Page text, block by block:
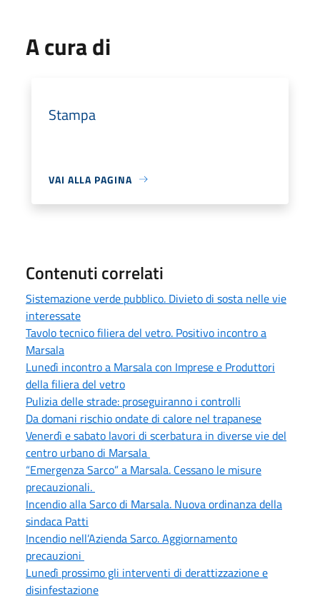
A cura di
Stampa
VAI ALLA PAGINA
Contenuti correlati
Sistemazione verde pubblico. Divieto di sosta nelle vie
interessate
Tavolo tecnico filiera del vetro. Positivo incontro a
Marsala
Lunedì incontro a Marsala con Imprese e Produttori
della filiera del vetro
Pulizia delle strade: proseguiranno i controlli
Da domani rischio ondate di calore nel trapanese
Venerdì e sabato lavori di scerbatura in diverse vie del
centro urbano di Marsala
“Emergenza Sarco” a Marsala. Cessano le misure
precauzionali.
Incendio alla Sarco di Marsala. Nuova ordinanza della
sindaca Patti
Incendio nell’Azienda Sarco. Aggiornamento
precauzioni
Lunedì prossimo gli interventi di derattizzazione e
disinfestazione